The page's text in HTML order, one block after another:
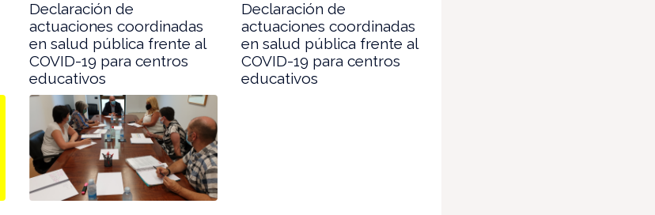
Declaración de
actuaciones coordinadas
en salud pública frente al
COVID-19 para centros
educativos
Declaración de
actuaciones coordinadas
en salud pública frente al
COVID-19 para centros
educativos